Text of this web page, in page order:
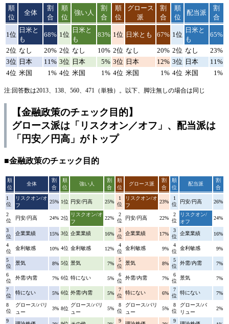
順
位
全体
割
合
順
位
強い人
割
合
順
位
グロース
派
割
合
順
位
配当派
割
合
1位
日米と
も
68% 1位
日米と
も
83% 1位 日米とも 67% 1位
日米と
も
65%
2位 なし 20% 2位 なし 10% 2位 なし 20% 2位 なし
23%
3位 日本 11% 3位 日本 5% 3位 日本 12% 3位 日本
11%
4位 米国 1% 4位 米国 1% 4位 米国 1% 4位 米国 1%
注:回答数は2013、138、560、471（単独）。以下、脚注無しの場合は同じ
【金融政策のチェック目的】
グロース派は「リスクオン／オフ」、配当派は
「円安／円高」がトップ
■金融政策のチェック目的
順
位
全体
割
合
順
位
強い人
割
合
順
位
グロース派
割
合
順
位
配当派
割
合
1
位
リスクオン/オ
フ
25% 1位 円安/円高 25%
1
位
リスクオン/オ
フ
23%
1
位
円安/円高 26%
2
位
円安/円高 24% 2位
リスクオン/オ
フ
22%
2
位
円安/円高 22%
2
位
リスクオン/
オフ
24%
3
位
企業業績 15% 3位 企業業績 16%
3
位
企業業績 17%
3
位
企業業績
16%
4
位
金利敏感 10% 4位 金利敏感 12%
4
位
金利敏感 9%
4
位
金利敏感
9%
5
位
景気 8% 5位 景気 7%
5
位
景気 8%
5
位
外需/内需
7%
6
位
外需/内需 7% 6位 特にない 5%
6
位
外需/内需 7%
6
位
景気
7%
7
位
特にない 5% 6位 外需/内需 5%
7
位
特にない 6%
7
位
特にない 7%
8
位
グロース/バリ
ュー
3% 8位
グロース/バリ
ュー
5%
8
位
グロース/バリ
ュー
5%
8
位
グロース/バ
リュー
2%
9 9 9